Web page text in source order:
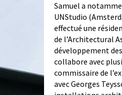
Samuel a
UNStudio
effectué une
de l’Architectural
développement
collabore avec
commissaire de
avec Georges